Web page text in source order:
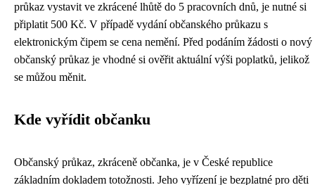
průkaz vystavit ve zkrácené lhůtě do 5 pracovních dnů, je nutné si
připlatit 500 Kč. V případě vydání občanského průkazu s
elektronickým čipem se cena nemění. Před podáním žádosti o nový
občanský průkaz je vhodné si ověřit aktuální výši poplatků, jelikož
se můžou měnit.
Kde vyřídit občanku
Občanský průkaz, zkráceně občanka, je v České republice
základním dokladem totožnosti. Jeho vyřízení je bezplatné pro děti